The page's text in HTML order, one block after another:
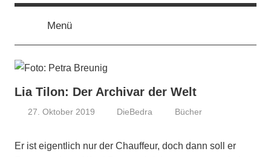
Menü
Lia Tilon: Der Archivar der Welt
27. Oktober 2019 DieBedra Bücher
Er ist eigentlich nur der Chauffeur, doch dann soll er